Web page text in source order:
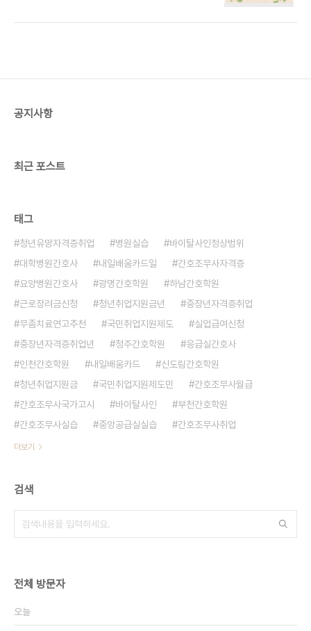
101, Udemy 등에 업로드튜터링: 학생이나 성인
에 도달하면 난자는 추가 정자의 침입을 막아 단
공지사항
최근 포스트
태그
청년유망자격증취업 병원실습
바이탈사인정상범위
대학병원간호사
내일배움카드일
간호조무사자격증
요양병원간호사
광명간호학원
하남간호학원
근로장려금신청
청년취업지원금년
중장년자격증취업
무좀치료연고추천
국민취업지원제도
실업급여신청
중장년자격증취업년
청주간호학원
응급실간호사
인천간호학원
내일배움카드
신도림간호학원
청년취업지원금
국민취업지원제도민
간호조무사월급
간호조무사국가고시
바이탈사인
부천간호학원
간호조무사실습
중앙공급실실습 간호조무사취업
더보기
검색
전체 방문자
오늘